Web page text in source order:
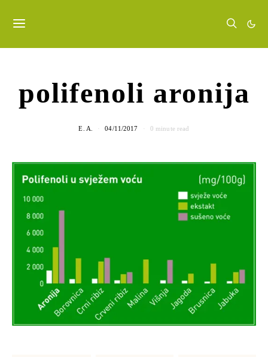
polifenoli aronija
E. A. 04/11/2017 0 minute read